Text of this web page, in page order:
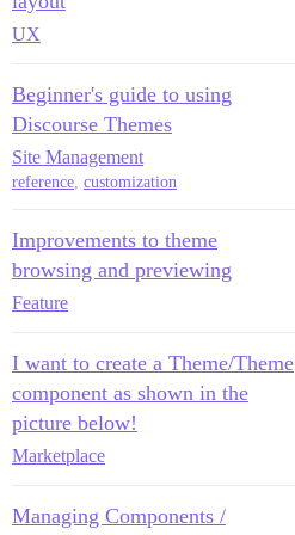
UX
Beginner's guide to using
Discourse Themes
Site Management
reference, customization
Improvements to theme
browsing and previewing
Feature
I want to create a Theme/Theme
component as shown in the
picture below!
Marketplace
Managing Components /